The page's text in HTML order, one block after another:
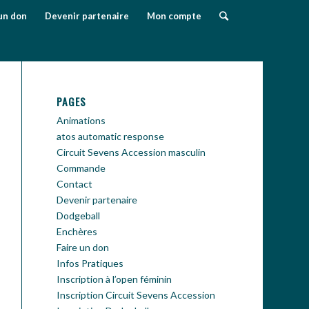
don Devenir partenaire Mon compte
PAGES
Animations
atos automatic response
Circuit Sevens Accession masculin
Commande
Contact
Devenir partenaire
Dodgeball
Enchères
Faire un don
Infos Pratiques
Inscription à l’open féminin
Inscription Circuit Sevens Accession